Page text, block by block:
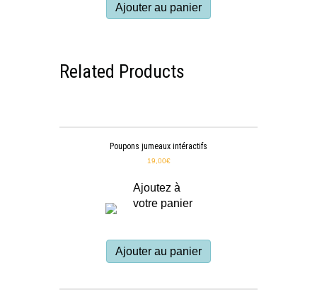
Ajouter au panier
Related Products
Poupons jumeaux intéractifs
19,00€
Ajoutez à
votre panier
Ajouter au panier